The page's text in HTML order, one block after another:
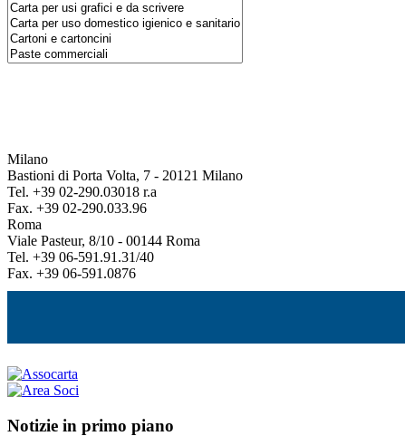
Milano
Bastioni di Porta Volta, 7 - 20121 Milano
Tel. +39 02-290.03018 r.a
Fax. +39 02-290.033.96
Roma
Viale Pasteur, 8/10 - 00144 Roma
Tel. +39 06-591.91.31/40
Fax. +39 06-591.0876
Notizie in primo piano